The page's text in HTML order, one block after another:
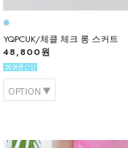
YQPCUK/체클 체크 롱 스커트
48,800원
OPTION